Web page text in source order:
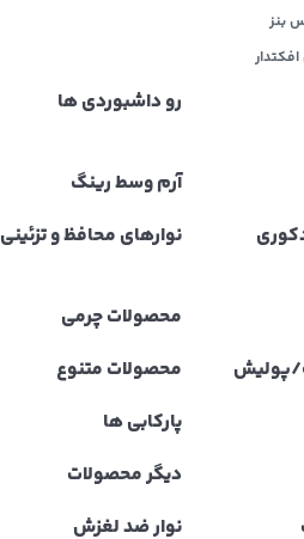
بنز
رو داشبوردی ها
آرم وسط رینگ
نوارهای محافظ و تزئینی
محصولات چرمی
پولیش
محصولات متنوع
پارکابی ها
دیگر محصولات
نوار ضد لغزش